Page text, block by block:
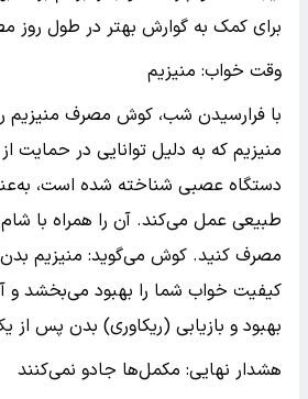
برای کمک به گوارش بهتر در طول روز
وقت خواب: منیزیم
با فرارسیدن شب، کوش مصرف منیزیم
منیزیم که به دلیل توانایی در حمایت
دستگاه عصبی شناخته شده است،
طبیعی عمل می‌کند. آن را همراه با
مصرف کنید. کوش می‌گوید: منیزیم بدن
کیفیت خواب شما را بهبود می‌بخشد و آن
بهبود و بازیابی (ریکاوری) بدن پس از
هشدار نهایی: مکمل‌ها جادو نمی‌کنند